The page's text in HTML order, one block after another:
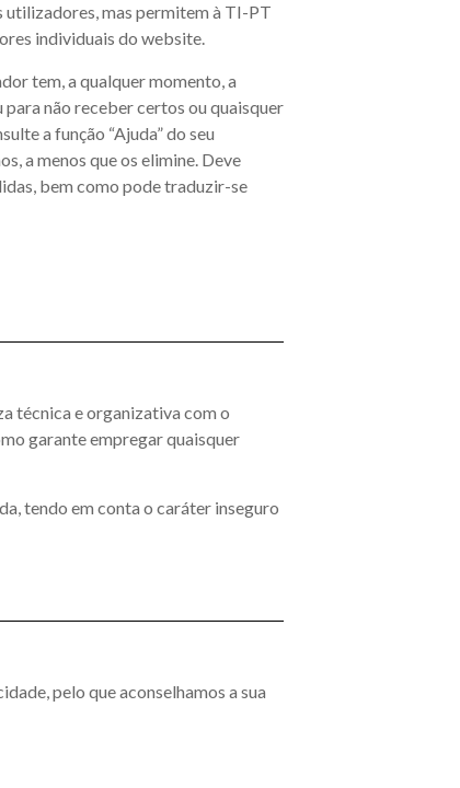
utilizadores, mas permitem à TI-PT
individuais do website.
tem, a qualquer momento, a
não receber certos ou quaisquer
a função “Ajuda” do seu
a menos que os elimine. Deve
bem como pode traduzir-se
técnica e organizativa com o
garante empregar quaisquer
tendo em conta o caráter inseguro
pelo que aconselhamos a sua